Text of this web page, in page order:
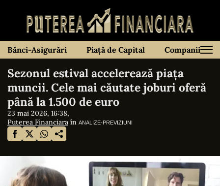
Bănci-Asigurări Piață de Capital Companii
Sezonul estival accelerează piața
muncii. Cele mai căutate joburi oferă
până la 1.500 de euro
23 mai 2026, 16:38,
Puterea Financiara în ANALIZE-PREVIZIUNI